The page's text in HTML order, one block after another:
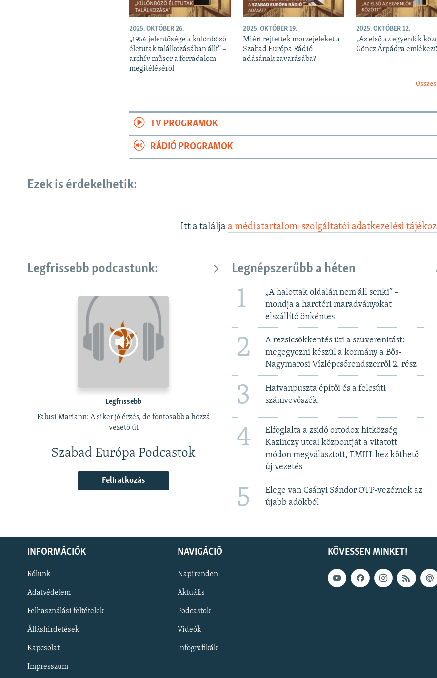
2025. OKTÓBER 26.
„1956 jelentősége a különböző
életutak találkozásában állt” –
archív műsor a forradalom
megítéléséről
2025. OKTÓBER 19.
Miért rejtettek morzejeleket a
Szabad Európa Rádió
adásának zavarásába?
2025. OKTÓBER 12.
„Az első az egyenlők
Göncz Árpádra
TV PROGRAMOK
RÁDIÓ PROGRAMOK
Ezek is érdekelhetik:
Itt a találja a médiatartalom-szolgáltatói adatkezelési
Legfrissebb podcastunk:
Legfrissebb
Falusi Mariann: A siker jó érzés, de fontosabb a hozzá
vezető út
Szabad Európa Podcastok
Feliratkozás
Legnépszerűbb a héten
1
„A halottak oldalán nem áll senki” –
mondja a harctéri maradványokat
elszállító önkéntes
2
A rezsicsökkentés üti a szuverenitást:
megegyezni készül a kormány a Bős-
Nagymarosi Vízlépcsőrendszerről 2. rész
3
Hatvanpuszta építői és a felcsúti
számvevőszék
4
Elfoglalta a zsidó ortodox hitközség
Kazinczy utcai központját a vitatott
módon megválasztott, EMIH-hez köthető
új vezetés
5
Elege van Csányi Sándor OTP-vezérnek az
újabb adókból
KÖVESSEN MINKET!
INFORMÁCIÓK
Rólunk
Adatvédelem
Felhasználási feltételek
Álláshirdetések
Kapcsolat
Impresszum
NAVIGÁCIÓ
Napirenden
Aktuális
Podcastok
Videók
Infografikák